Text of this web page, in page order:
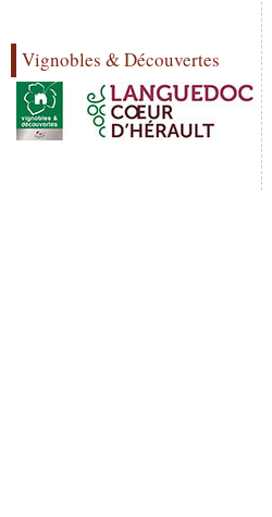
Vignobles & Découvertes